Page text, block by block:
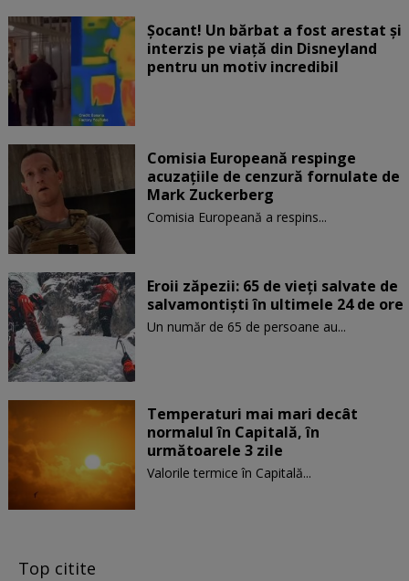
Șocant! Un bărbat a fost arestat și
interzis pe viață din Disneyland
pentru un motiv incredibil
Comisia Europeană respinge
acuzaţiile de cenzură fornulate de
Mark Zuckerberg
Comisia Europeană a respins...
Eroii zăpezii: 65 de vieți salvate de
salvamontiști în ultimele 24 de ore
Un număr de 65 de persoane au...
Temperaturi mai mari decât
normalul în Capitală, în
următoarele 3 zile
Valorile termice în Capitală...
Top citite